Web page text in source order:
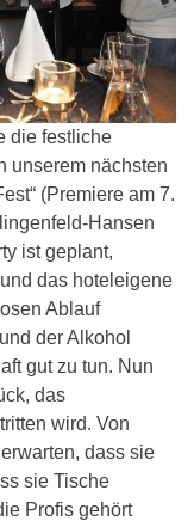
die festliche
unserem nächsten
(Premiere am 7.
Hansen
ist geplant,
das hoteleigene
Ablauf
der Alkohol
gut zu tun. Nun
das
wird. Von
dass sie
sie Tische
Profis gehört